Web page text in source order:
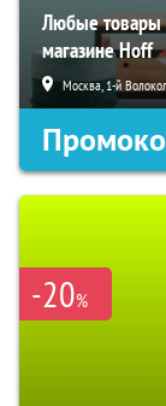
Любые товары
магазине Hoff
Москва, 1-й
-20%